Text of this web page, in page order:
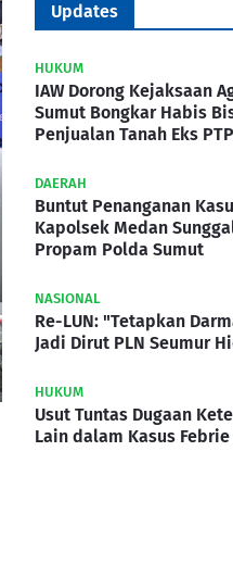
Updates
HUKUM
IAW Dorong Kejaksaan
Sumut Bongkar Habis
Penjualan Tanah Eks
DAERAH
Buntut Penanganan
Kapolsek Medan
Propam Polda Sumut
NASIONAL
Re-LUN: "Tetapkan
Jadi Dirut PLN Seumur
HUKUM
Usut Tuntas Dugaan
Lain dalam Kasus